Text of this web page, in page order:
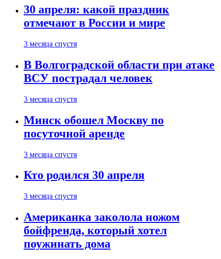
30 апреля: какой праздник
отмечают в России и мире
3 месяца спустя
В Волгоградской области при атаке
ВСУ пострадал человек
3 месяца спустя
Минск обошел Москву по
посуточной аренде
3 месяца спустя
Кто родился 30 апреля
3 месяца спустя
Американка заколола ножом
бойфренда, который хотел
поужинать дома